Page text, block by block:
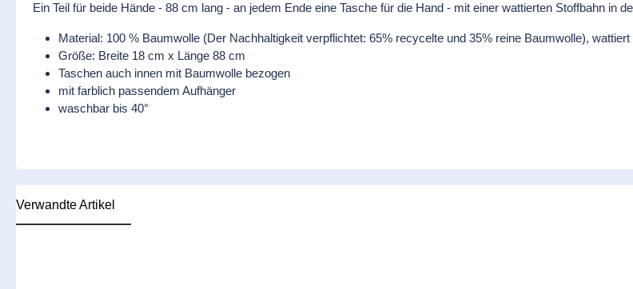
Ein Teil für beide Hände - 88 cm lang - an jedem Ende eine Tasche für die Hand - mit einer wattierten Stoffbahn in
Material: 100 % Baumwolle (Der Nachhaltigkeit verpflichtet: 65% recycelte und 35% reine Baumwolle),
Größe: Breite 18 cm x Länge 88 cm
Taschen auch innen mit Baumwolle bezogen
mit farblich passendem Aufhänger
waschbar bis 40°
Verwandte Artikel